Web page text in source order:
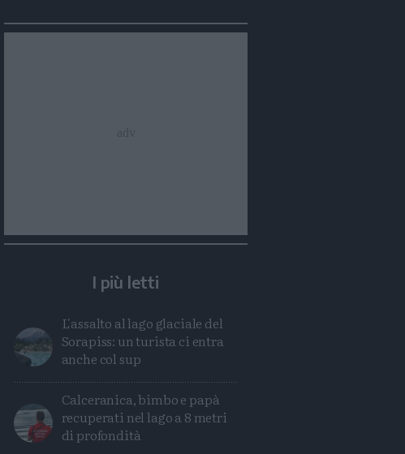
I più letti
L'assalto al lago glaciale del
Sorapiss: un turista ci entra
anche col sup
Calceranica, bimbo e papà
recuperati nel lago a 8 metri
di profondità